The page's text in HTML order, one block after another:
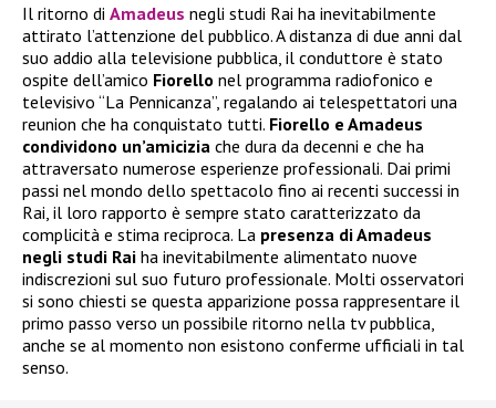
Il ritorno di Amadeus negli studi Rai ha inevitabilmente
attirato l’attenzione del pubblico. A distanza di due anni dal
suo addio alla televisione pubblica, il conduttore è stato
ospite dell’amico Fiorello nel programma radiofonico e
televisivo “La Pennicanza”, regalando ai telespettatori una
reunion che ha conquistato tutti. Fiorello e Amadeus
condividono un’amicizia che dura da decenni e che ha
attraversato numerose esperienze professionali. Dai primi
passi nel mondo dello spettacolo fino ai recenti successi in
Rai, il loro rapporto è sempre stato caratterizzato da
complicità e stima reciproca. La presenza di Amadeus
negli studi Rai ha inevitabilmente alimentato nuove
indiscrezioni sul suo futuro professionale. Molti osservatori
si sono chiesti se questa apparizione possa rappresentare il
primo passo verso un possibile ritorno nella tv pubblica,
anche se al momento non esistono conferme ufficiali in tal
senso.